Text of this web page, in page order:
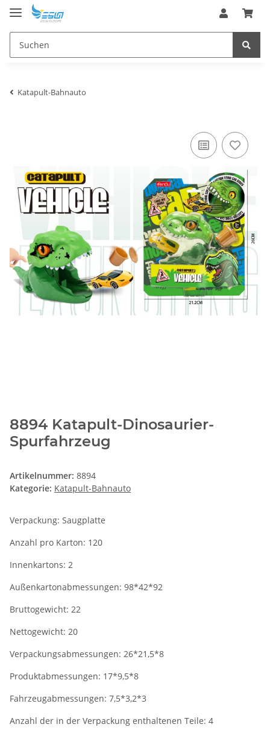
Katapult-Bahnauto
8894 Katapult-Dinosaurier-
Spurfahrzeug
Artikelnummer: 8894
Kategorie: Katapult-Bahnauto
Verpackung: Saugplatte
Anzahl pro Karton: 120
Innenkartons: 2
Außenkartonabmessungen: 98*42*92
Bruttogewicht: 22
Nettogewicht: 20
Verpackungsabmessungen: 26*21,5*8
Produktabmessungen: 17*9,5*8
Fahrzeugabmessungen: 7,5*3,2*3
Anzahl der in der Verpackung enthaltenen Teile: 4